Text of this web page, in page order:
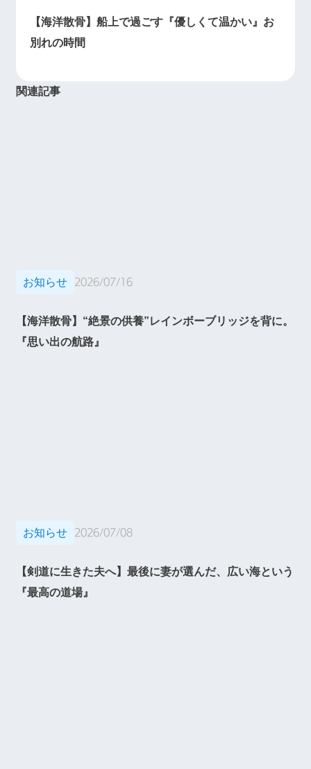
【海洋散骨】船上で過ごす『優しくて温かい』お
別れの時間
関連記事
お知らせ 2026/07/16
【海洋散骨】“絶景の供養”レインボーブリッジを背に。
『思い出の航路』
お知らせ 2026/07/08
【剣道に生きた夫へ】最後に妻が選んだ、広い海という
『最高の道場』